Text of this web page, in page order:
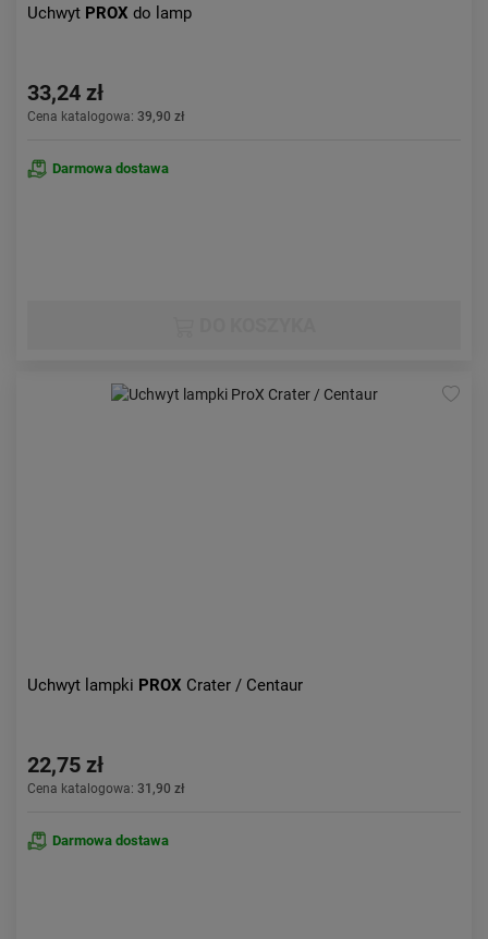
Uchwyt PROX do lamp
33,24 zł
Cena katalogowa: 39,90 zł
Darmowa dostawa
Uchwyt lampki PROX Crater / Centaur
22,75 zł
Cena katalogowa: 31,90 zł
Darmowa dostawa